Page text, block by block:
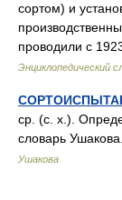
сортом) и
проводили с
Энциклопедический
ср. (с. х.).
словарь
Ушакова